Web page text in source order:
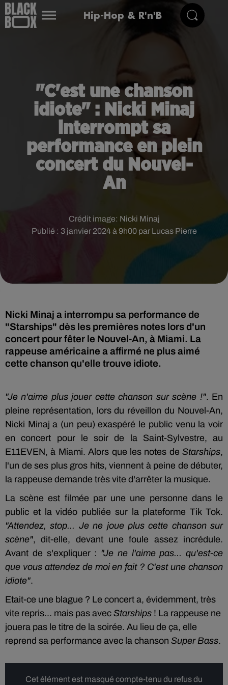
Hip-Hop & R'n'B
"C'est une chanson
idiote" : Nicki Minaj
interrompt sa
performance en plein
concert du Nouvel-
An
Publié : 3 janvier 2024 à 9h00 par Lucas Pierre
Crédit image: Nicki Minaj
Nicki Minaj a interrompu sa performance de
"Starships" dès les premières notes lors d'un
concert pour fêter le Nouvel-An, à Miami. La
rappeuse américaine a affirmé ne plus aimé
cette chanson qu'elle trouve idiote.
"Je n'aime plus jouer cette chanson sur scène !". En
pleine représentation, lors du réveillon du Nouvel-An,
Nicki Minaj a (un peu) exaspéré le public venu la voir
en concert pour le soir de la Saint-Sylvestre, au
E11EVEN, à Miami. Alors que les notes de Starships,
l'un de ses plus gros hits, viennent à peine de débuter,
la rappeuse demande très vite d'arrêter la musique.
La scène est filmée par une une personne dans le
public et la vidéo publiée sur la plateforme Tik Tok.
"Attendez, stop... Je ne joue plus cette chanson sur
scène", dit-elle, devant une foule assez incrédule.
Avant de s'expliquer : "Je ne l'aime pas... qu'est-ce
que vous attendez de moi en fait ? C'est une chanson
idiote".
Etait-ce une blague ? Le concert a, évidemment, très
vite repris... mais pas avec Starships ! La rappeuse ne
jouera pas le titre de la soirée. Au lieu de ça, elle
reprend sa performance avec la chanson Super Bass.
Cet élément est masqué compte-tenu du refus du